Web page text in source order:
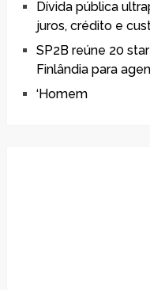
Dívida pública
juros, crédito e
SP2B reúne 20
Finlândia para
‘Homem